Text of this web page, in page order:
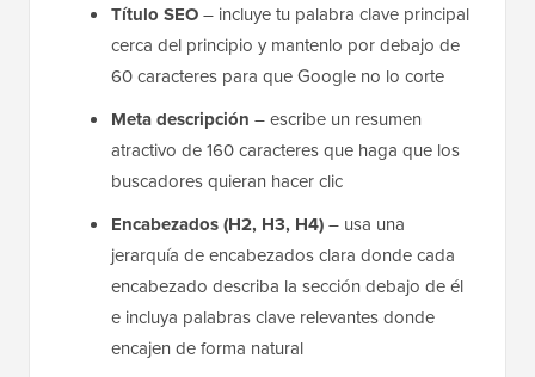
Título SEO– incluye tu palabra clave principal
cerca del principio y mantenlo por debajo de
60 caracteres para que Google no lo corte
Meta descripción – escribe un resumen
atractivo de 160 caracteres que haga que los
buscadores quieran hacer clic
Encabezados (H2, H3, H4)– usa una
jerarquía de encabezados clara donde cada
encabezado describa la sección debajo de él
e incluya palabras clave relevantes donde
encajen de forma natural